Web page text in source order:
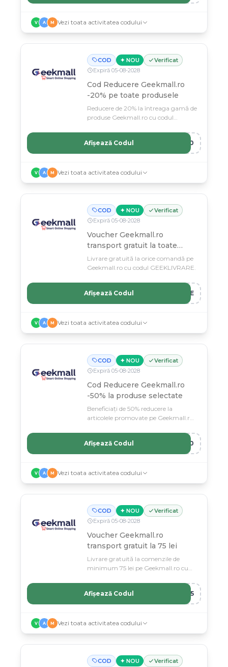
V A M Vezi toata activitatea codului
COD ✦ NOU
Verificat
Expiră 05-08-2028
Cod Reducere Geekmall.ro
-20% pe toate produsele
Reducere de 20% la întreaga gamă de
produse Geekmall.ro cu codul
K20
Afișează Codul
V A M Vezi toata activitatea codului
COD ✦ NOU
Verificat
Expiră 05-08-2028
Voucher Geekmall.ro
transport gratuit la toate
comenzile
Livrare gratuită la orice comandă pe
Geekmall.ro cu codul GEEKLIVRARE.
ARE
Afișează Codul
V A M Vezi toata activitatea codului
COD ✦ NOU
Verificat
Expiră 05-08-2028
Cod Reducere Geekmall.ro
-50% la produse selectate
Beneficiați de 50% reducere la
articolele promovate pe Geekmall.ro
O50
Afișează Codul
V A M Vezi toata activitatea codului
COD ✦ NOU
Verificat
Expiră 05-08-2028
Voucher Geekmall.ro
transport gratuit la 75 lei
Livrare gratuită la comenzile de
minimum 75 lei pe Geekmall.ro cu
E75
Afișează Codul
V A M Vezi toata activitatea codului
COD ✦ NOU
Verificat